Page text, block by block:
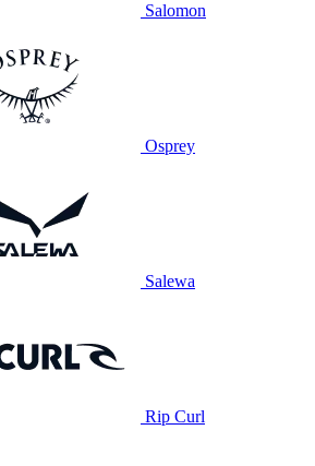
Salomon
Osprey
Salewa
Rip Curl